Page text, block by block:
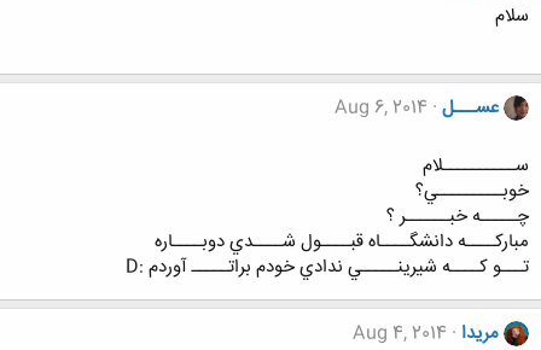
سلام
عســـل Aug 6, 2014
ســــــــــلام
خوبـــــــــي؟
چـــــه خبــــــر ؟
مباركــــه دانشگــــاه قبــــول شــــدي دوبــــاره
تـــو كــــه شيرينـــــي ندادي خودم براتـــــ آوردم :D
مریدا Aug 4, 2014